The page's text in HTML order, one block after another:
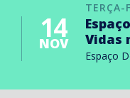
TERÇA-
14
NOV
Vidas
Espaço